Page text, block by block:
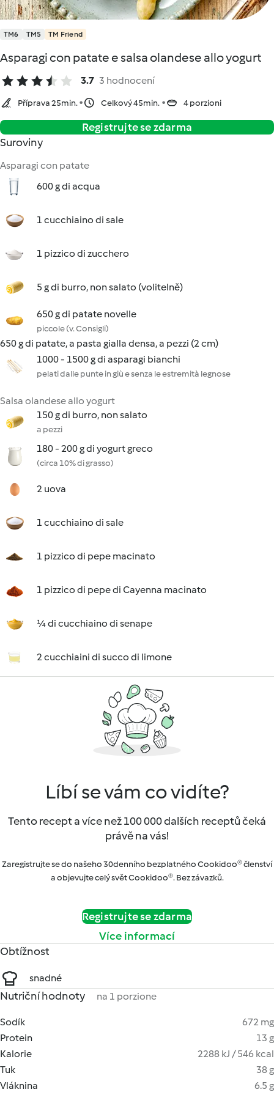
TM6 TM5 TM Friend
Asparagi con patate e salsa olandese allo yogurt
3.7 3 hodnocení
Příprava 25min. Celkový 45min. 4 porzioni
Registrujte se zdarma
Suroviny
Asparagi con patate
600 g di acqua
1 cucchiaino di sale
1 pizzico di zucchero
5 g di burro, non salato (volitelně)
650 g di patate novelle
piccole (v. Consigli)
650 g di patate, a pasta gialla densa, a pezzi (2 cm)
1000 - 1500 g di asparagi bianchi
pelati dalle punte in giù e senza le estremità legnose
Salsa olandese allo yogurt
150 g di burro, non salato
a pezzi
180 - 200 g di yogurt greco
(circa 10% di grasso)
2 uova
1 cucchiaino di sale
1 pizzico di pepe macinato
1 pizzico di pepe di Cayenna macinato
¼ di cucchiaino di senape
2 cucchiaini di succo di limone
Líbí se vám co vidíte?
Tento recept a více než 100 000 dalších receptů čeká
právě na vás!
Zaregistrujte se do našeho 30denního bezplatného Cookidoo® členství
a objevujte celý svět Cookidoo®. Bez závazků.
Registrujte se zdarma
Více informací
Obtížnost
snadné
Nutriční hodnoty na 1 porzione
Sodík
672 mg
Protein
13 g
Kalorie
2288 kJ / 546 kcal
Tuk
38 g
Vláknina
6.5 g